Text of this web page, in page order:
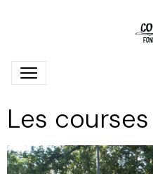
Les courses